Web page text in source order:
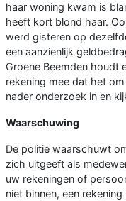
haar woning kwam is
heeft kort blond haar.
werd gisteren op
een aanzienlijk
Groene Beemden houdt
rekening mee dat het
nader onderzoek in en
Waarschuwing
De politie waarschuwt
zich uitgeeft als
uw rekeningen of
niet binnen, een